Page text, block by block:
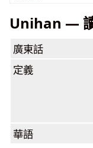
Unihan —
廣東話
定義
華語